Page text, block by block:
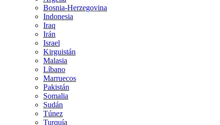
Bosnia-Herzegovina
Indonesia
Iraq
Irán
Israel
Kirguistán
Malasia
Líbano
Marruecos
Pakistán
Somalia
Sudán
Túnez
Turquía